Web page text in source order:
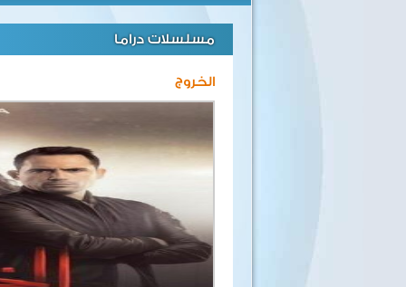
مسلسلات دراما
الخروج